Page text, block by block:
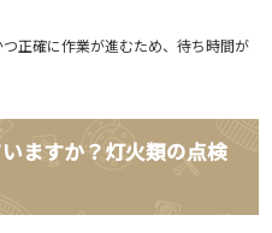
正確に作業が進むため、待ち時間が
ますか？灯火類の点検